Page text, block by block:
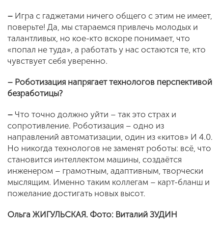
– Игра с гаджетами ничего общего с этим не имеет,
поверьте! Да, мы стараемся привлечь молодых и
талантливых, но кое-кто вскоре понимает, что
«попал не туда», а работать у нас остаются те, кто
чувствует себя уверенно.
– Роботизация напрягает технологов перспективой
безработицы?
– Что точно должно уйти – так это страх и
сопротивление. Роботизация – одно из
направлений автоматизации, один из «китов» И 4.0.
Но никогда технологов не заменят роботы: всё, что
становится интеллектом машины, создаётся
инженером – грамотным, адаптивным, творчески
мыслящим. Именно таким коллегам – карт-бланш и
пожелание достигать новых высот.
Ольга ЖИГУЛЬСКАЯ. Фото: Виталий ЗУДИН